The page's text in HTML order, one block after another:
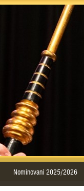
Nominovaní 2025/2026